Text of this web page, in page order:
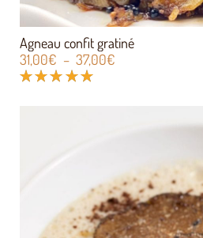
Agneau confit gratiné
31,00€ – 37,00€